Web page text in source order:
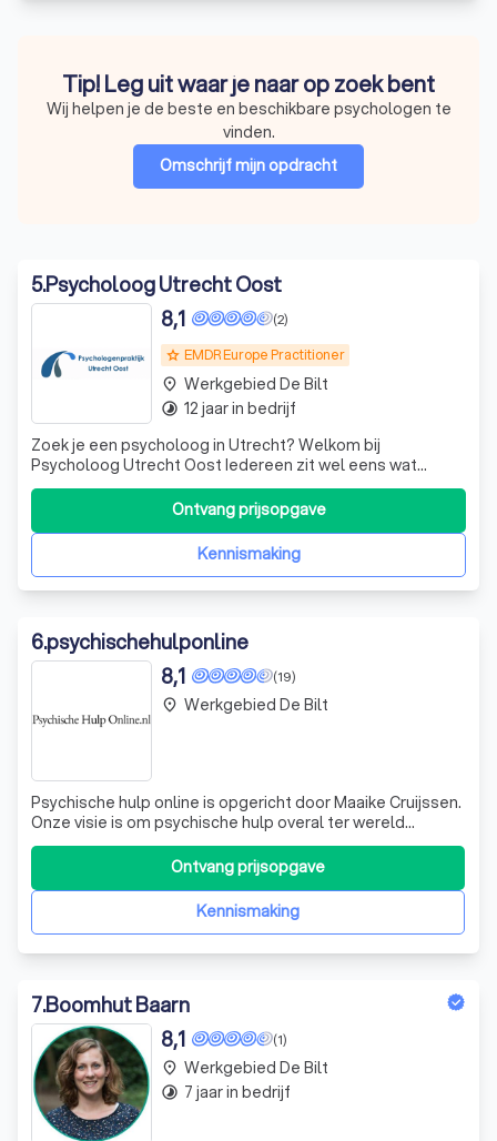
Tip! Leg uit waar je naar op zoek bent
Wij helpen je de beste en beschikbare psychologen te
vinden.
Omschrijf mijn opdracht
5.Psycholoog Utrecht Oost
grade EMDR Europe Practitioner
(2)
8,1
Zoek je een psycholoog in Utrecht? Welkom bij
Psycholoog Utrecht Oost Iedereen zit wel eens wat
minder lekker in zijn vel. Soms kom je er alleen niet uit en
helpt het onvoldoende om er met je partner of vrienden
over te praten. Dan is het fijn om bij een onafhankelijk
persoon terecht te kunnen; een
Kennismaking
Ontvang prijsopgave
place Werkgebied De Bilt
timelapse 12 jaar in bedrijf
6.psychischehulponline
(19)
8,1
Psychische hulp online is opgericht door Maaike Cruijssen.
Onze visie is om psychische hulp overal ter wereld
bereikbaar te maken. Bereikbaar voor mensen die
behoefte hebben aan zorg en zodat psychologen ook
vanuit meerdere locaties kunnen werken. Tijdens
verschillende reizen is het Maaike helder g
Kennismaking
Ontvang prijsopgave
place Werkgebied De Bilt
7.Boomhut Baarn
(1)
8,1
place Werkgebied De Bilt
timelapse 7 jaar in bedrijf